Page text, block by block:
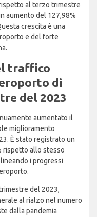
al terzo trimestre
aumento del 127,98%
crescita è una
e del forte
traffico
di
del 2023
aumentato il
miglioramento
È stato registrato un
rispetto allo stesso
i progressi
del 2023,
al rialzo nel numero
dalla pandemia